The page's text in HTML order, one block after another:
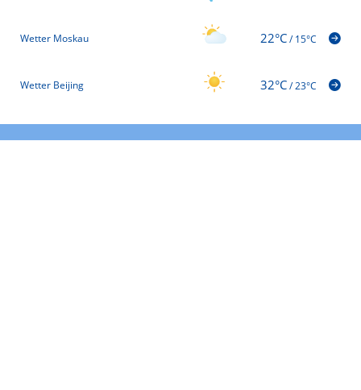
Wetter Moskau 22°C/15°C
Wetter Beijing 32°C/23°C